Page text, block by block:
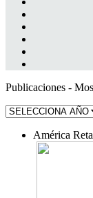
Publicaciones -
América